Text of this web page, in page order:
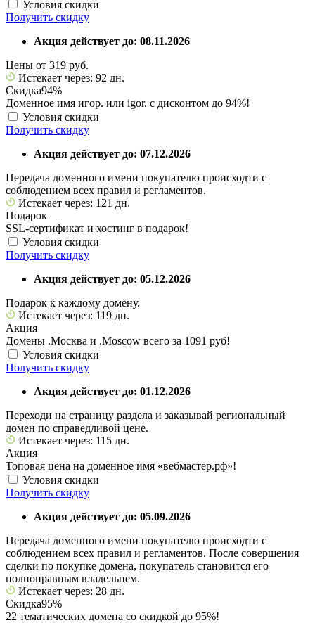
Условия скидки
Получить скидку
Акция действует до: 08.11.2026
Цены от 319 руб.
Истекает через: 92 дн.
Скидка94%
Доменное имя игор. или igor. с дисконтом до 94%!
Условия скидки
Получить скидку
Акция действует до: 07.12.2026
Передача доменного имени покупателю происходти с
соблюдением всех правил и регламентов.
Истекает через: 121 дн.
Подарок
SSL-сертификат и хостинг в подарок!
Условия скидки
Получить скидку
Акция действует до: 05.12.2026
Подарок к каждому домену.
Истекает через: 119 дн.
Акция
Домены .Москва и .Moscow всего за 1091 руб!
Условия скидки
Получить скидку
Акция действует до: 01.12.2026
Переходи на страницу раздела и заказывай региональный
домен по справедливой цене.
Истекает через: 115 дн.
Акция
Топовая цена на доменное имя «вебмастер.рф»!
Условия скидки
Получить скидку
Акция действует до: 05.09.2026
Передача доменного имени покупателю происходти с
соблюдением всех правил и регламентов. После совершения
сделки по покупке домена, покупатель становится его
полноправным владельцем.
Истекает через: 28 дн.
Скидка95%
22 тематических домена со скидкой до 95%!